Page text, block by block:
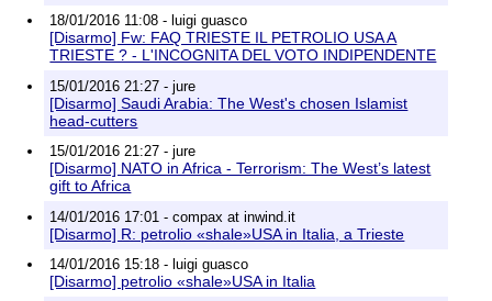
18/01/2016 11:08 - luigi guasco
[Disarmo] Fw: FAQ TRIESTE IL PETROLIO USA A
TRIESTE ? - L'INCOGNITA DEL VOTO INDIPENDENTE
15/01/2016 21:27 - jure
[Disarmo] Saudi Arabia: The West's chosen Islamist
head-cutters
15/01/2016 21:27 - jure
[Disarmo] NATO in Africa - Terrorism: The West’s latest
gift to Africa
14/01/2016 17:01 - compax at inwind.it
[Disarmo] R: petrolio «shale»USA in Italia, a Trieste
14/01/2016 15:18 - luigi guasco
[Disarmo] petrolio «shale»USA in Italia